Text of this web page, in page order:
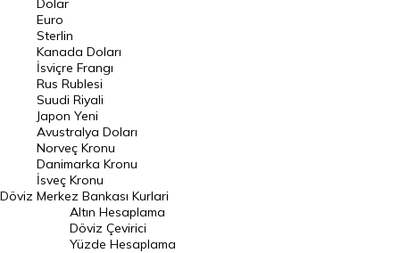
Pound Kuru
Frank Kuru
Riyal Kuru
Avustralya Doları
Danimarka Kronu Kuru
Kanada Doları Kuru
Norveç Kronu Kuru
İsveç Kronu Kuru
Döviz
Dolar
Euro
Sterlin
Kanada Doları
İsviçre Frangı
Rus Rublesi
Suudi Riyali
Japon Yeni
Avustralya Doları
Norveç Kronu
Danimarka Kronu
İsveç Kronu
Merkez Bankası Kurlari
Altın Hesaplama
Döviz Çevirici
Yüzde Hesaplama